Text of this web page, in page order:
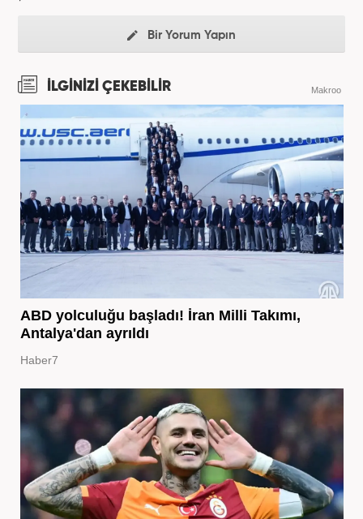
Bir Yorum Yapın
İLGİNİZİ ÇEKEBİLİR Makroo
ABD yolculuğu başladı! İran Milli Takımı,
Antalya'dan ayrıldı
Haber7